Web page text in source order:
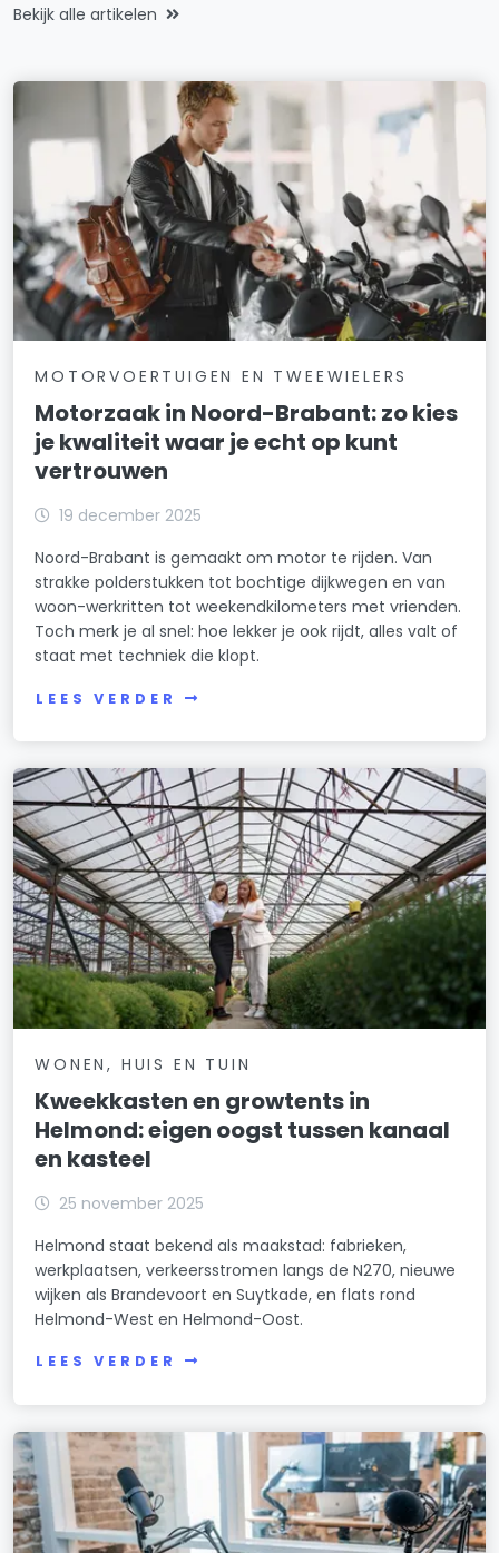
Bekijk alle artikelen
MOTORVOERTUIGEN EN TWEEWIELERS
Motorzaak in Noord-Brabant: zo kies
je kwaliteit waar je echt op kunt
vertrouwen
19 december 2025
Noord-Brabant is gemaakt om motor te rijden. Van
strakke polderstukken tot bochtige dijkwegen en van
woon-werkritten tot weekendkilometers met vrienden.
Toch merk je al snel: hoe lekker je ook rijdt, alles valt of
staat met techniek die klopt.
LEES VERDER
WONEN, HUIS EN TUIN
Kweekkasten en growtents in
Helmond: eigen oogst tussen kanaal
en kasteel
25 november 2025
Helmond staat bekend als maakstad: fabrieken,
werkplaatsen, verkeersstromen langs de N270, nieuwe
wijken als Brandevoort en Suytkade, en flats rond
Helmond-West en Helmond-Oost.
LEES VERDER